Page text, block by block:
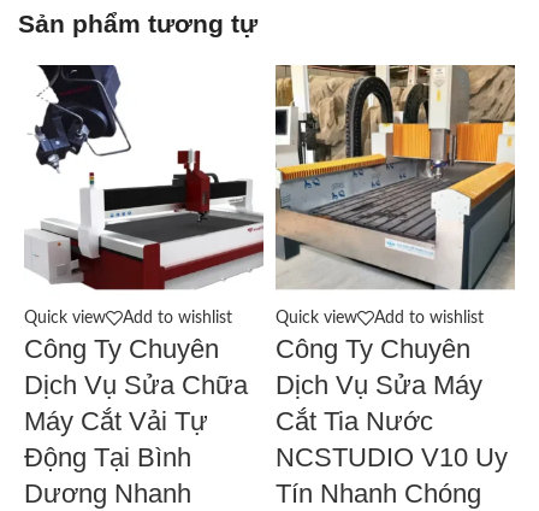
Sản phẩm tương tự
Quick view Add to wishlist
Công Ty Chuyên
Dịch Vụ Sửa Chữa
Máy Cắt Vải Tự
Động Tại Bình
Dương Nhanh
Quick view Add to wishlist
Công Ty Chuyên
Dịch Vụ Sửa Máy
Cắt Tia Nước
NCSTUDIO V10 Uy
Tín Nhanh Chóng